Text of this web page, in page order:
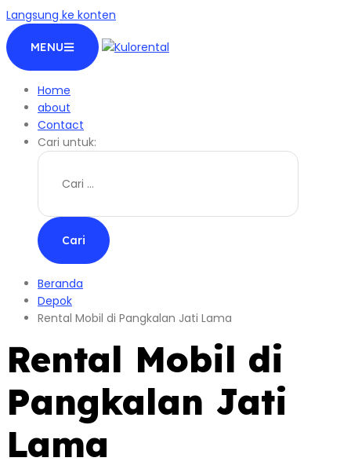
Langsung ke konten
MENU
Home
about
Contact
Cari untuk:
Beranda
Depok
Rental Mobil di Pangkalan Jati Lama
Rental Mobil di
Pangkalan Jati
Lama